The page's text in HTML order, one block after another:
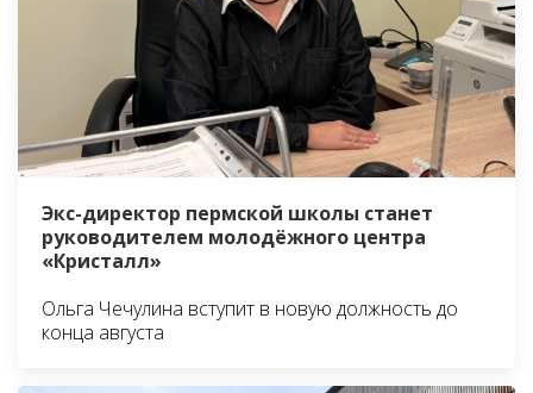
Экс-директор пермской школы станет
руководителем молодёжного центра
«Кристалл»
Ольга Чечулина вступит в новую должность до
конца августа